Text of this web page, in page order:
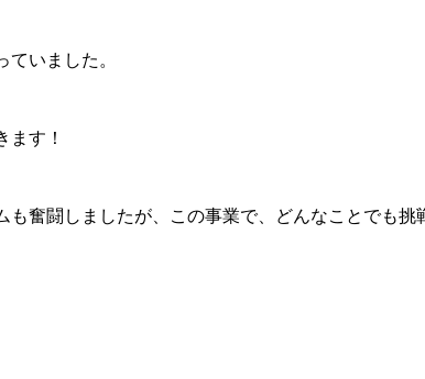
いました。
す！
奮闘しましたが、この事業で、どんなことでも挑